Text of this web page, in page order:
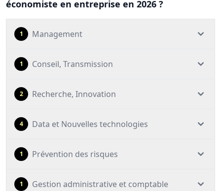
économiste en entreprise en 2026 ?
1 Management
1 Conseil, Transmission
2 Recherche, Innovation
4 Data et Nouvelles technologies
1 Prévention des risques
1 Gestion administrative et comptable